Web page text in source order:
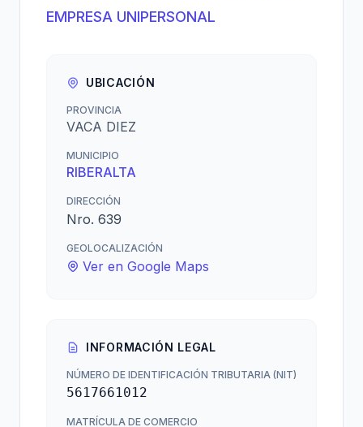
EMPRESA UNIPERSONAL
UBICACIÓN
PROVINCIA
VACA DIEZ
MUNICIPIO
RIBERALTA
DIRECCIÓN
Nro. 639
GEOLOCALIZACIÓN
Ver en Google Maps
INFORMACIÓN LEGAL
NÚMERO DE IDENTIFICACIÓN TRIBUTARIA (NIT)
5617661012
MATRÍCULA DE COMERCIO